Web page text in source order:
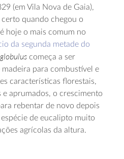
(em Vila Nova de Gaia),
quando chegou o
hoje o mais comum no
da segunda metade do
começa a ser
para combustível e
características florestais,
aprumados, o crescimento
rebentar de novo depois
de eucalipto muito
agrícolas da altura.